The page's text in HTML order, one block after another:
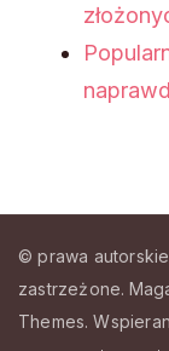
© prawa
zastrzeżone.
Themes.